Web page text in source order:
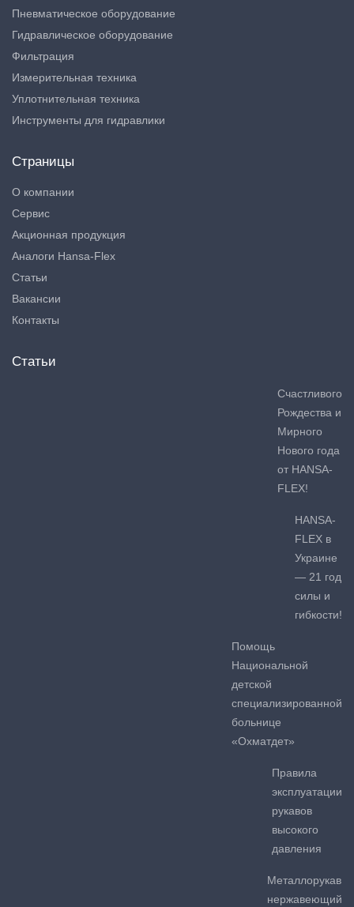
Пневматическое оборудование
Гидравлическое оборудование
Фильтрация
Измерительная техника
Уплотнительная техника
Инструменты для гидравлики
Страницы
О компании
Сервис
Акционная продукция
Аналоги Hansa-Flex
Статьи
Вакансии
Контакты
Статьи
Счастливого
Рождества и
Мирного
Нового года
от HANSA-
FLEX!
HANSA-
FLEX в
Украине
— 21 год
силы и
гибкости!
Помощь
Национальной
детской
специализированной
больнице
«Охматдет»
Правила
эксплуатации
рукавов
высокого
давления
Металлорукав
нержавеющий